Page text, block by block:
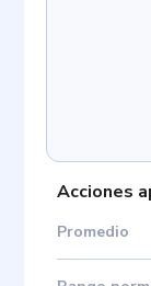
Acciones
Promedio